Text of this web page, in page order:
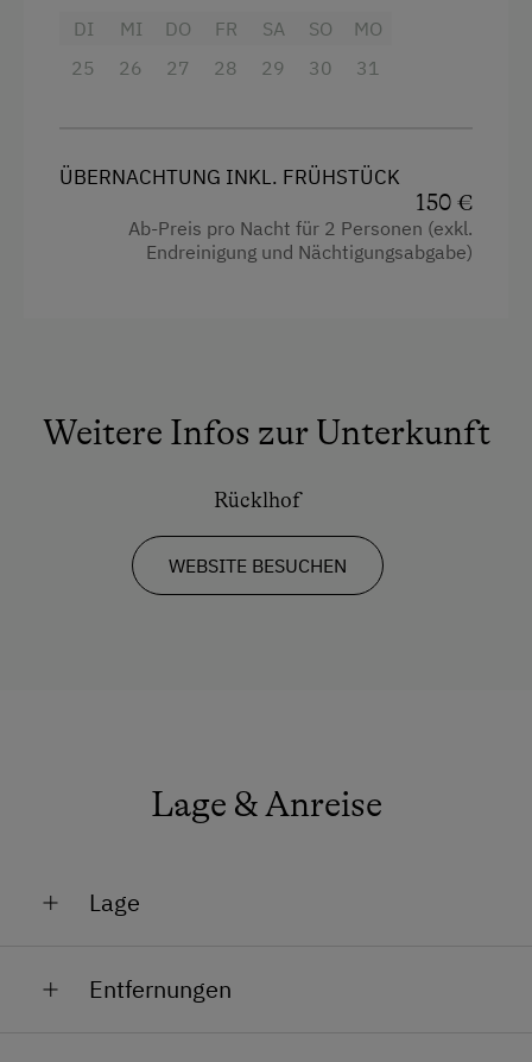
Haupthaus
Tisch mit Lampe
Verbundene Zimmer
Balkon/Terrasse
Doppelbett
DI
25
MI
26
DO
27
FR
28
SA
29
SO
30
MO
31
ÜBERNACHTUNG INKL. FRÜHSTÜCK
150 €
Ab-Preis pro Nacht für 2 Personen (exkl.
Endreinigung und Nächtigungsabgabe)
Weitere Infos zur Unterkunft
Rücklhof
WEBSITE BESUCHEN
Lage & Anreise
Lage
Am Skigebiet
Entfernungen